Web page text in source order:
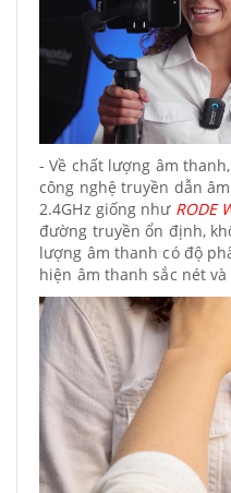
- Về chất lượng âm
công nghệ truyền dẫn
2.4GHz giống như RODE
đường truyền ổn định,
lượng âm thanh có độ
hiện âm thanh sắc nét